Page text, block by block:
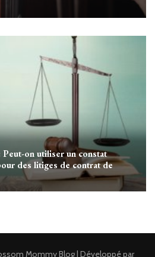
on utiliser un constat
des litiges de contrat de
Mommy Blog | Développé par